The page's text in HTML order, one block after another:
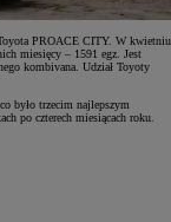
PROACE CITY. W kwietniu
miesięcy – 1591 egz. Jest
kombivana. Udział Toyoty
było trzecim najlepszym
po czterech miesiącach roku.